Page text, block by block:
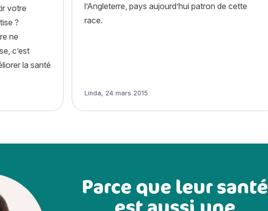
votre
?
ne
c’est
la santé
l’Angleterre, pays aujourd’hui patron de cette
race.
Article rédigé par
Linda, 24 mars 2015
Parce que leur santé